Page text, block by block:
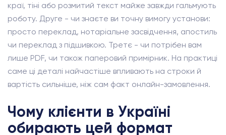
краї, тіні або розмитий текст майже завжди гальмують
роботу. Друге - чи знаєте ви точну вимогу установи:
просто переклад, нотаріальне засвідчення, апостиль
чи переклад з підшивкою. Третє - чи потрібен вам
лише PDF, чи також паперовий примірник. На практиці
саме ці деталі найчастіше впливають на строки й
вартість сильніше, ніж сам факт онлайн-замовлення.
Чому клієнти в Україні
обирають цей формат